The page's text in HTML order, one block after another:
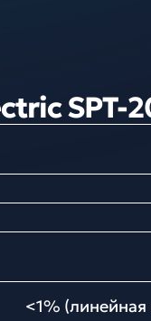
SPT-
<1% (линейная